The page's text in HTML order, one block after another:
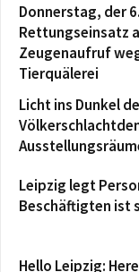
Donnerstag, der
Rettungseinsatz
Zeugenaufruf
Tierquälerei
Licht ins Dunkel
Leipzig legt
Beschäftigten ist
Hello Leipzig: